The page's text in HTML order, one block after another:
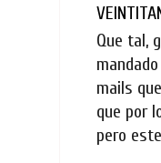
Que tal,
mails
que por
pero